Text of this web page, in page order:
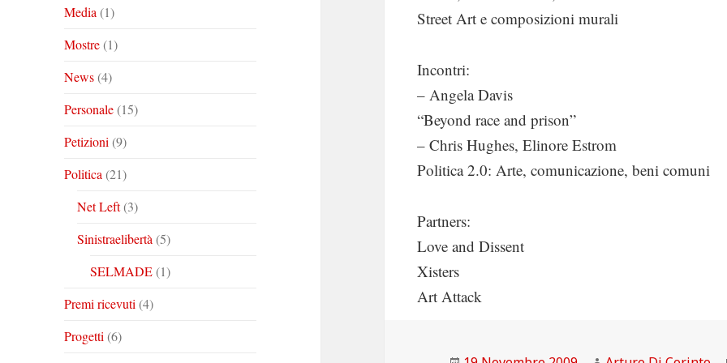
Media (1)
Mostre(1)
News(4)
Personale(15)
Petizioni (9)
Politica (21)
Net Left(3)
Sinistraelibertà (5)
SELMADE(1)
Premi ricevuti (4)
Progetti (6)
Street Art e composizioni murali
Incontri:
– Angela Davis
“Beyond race and prison”
– Chris Hughes, Elinore Estrom
Politica 2.0: Arte, comunicazione, beni comuni
Partners:
Love and Dissent
Xisters
Art Attack